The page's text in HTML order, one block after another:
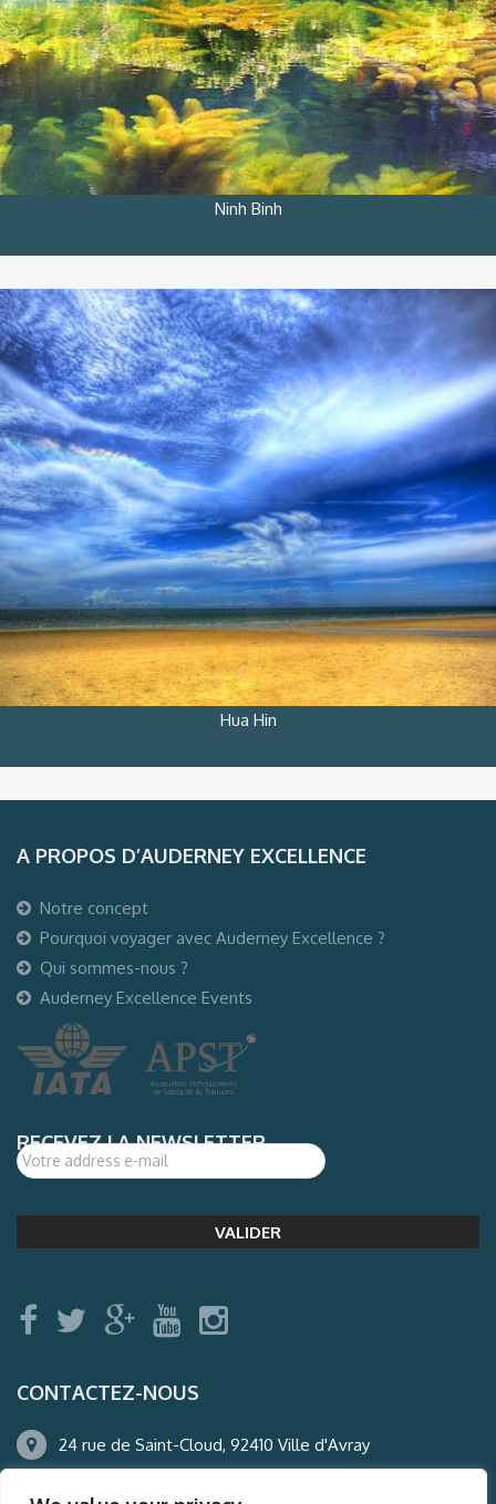
Ninh Binh
Hua Hin
A PROPOS D’AUDERNEY EXCELLENCE
Notre concept
Pourquoi voyager avec Auderney Excellence ?
Qui sommes-nous ?
Auderney Excellence Events
RECEVEZ LA NEWSLETTER
CONTACTEZ-NOUS
24 rue de Saint-Cloud, 92410 Ville d'Avray